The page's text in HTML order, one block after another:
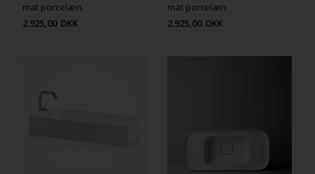
mat porcelæn.
2.925,00 DKK
mat porcelæn
2.925,00 DKK